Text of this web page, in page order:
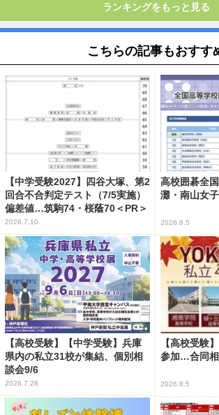
ランキングをもっと見る
こちらの記事もおすす
【中学受験2027】四谷大塚、第2
回合不合判定テスト（7/5実施）
偏差値…筑駒74・桜蔭70＜PR＞
2026.7.10
高校囲碁全
灘・南山女
2026.8.5
【高校受験】【中学受験】兵庫
県内の私立31校が集結、個別相
談会9/6
2026.7.28
【高校受験
参加…合同
2026.8.5